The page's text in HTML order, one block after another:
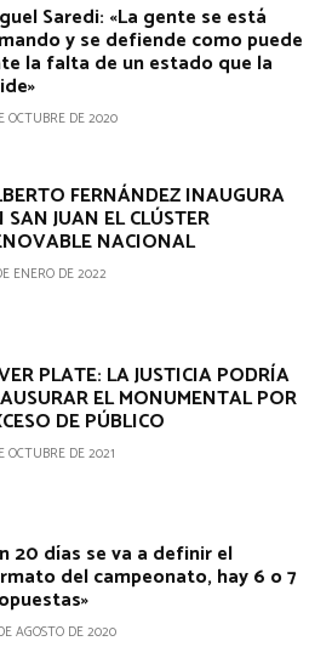
Saredi: «La gente se está
y se defiende como puede
la falta de un estado que la
OCTUBRE DE 2020
FERNÁNDEZ INAUGURA
SAN JUAN EL CLÚSTER
NACIONAL
ENERO DE 2022
PLATE: LA JUSTICIA PODRÍA
EL MONUMENTAL POR
DE PÚBLICO
OCTUBRE DE 2021
20 días se va a definir el
del campeonato, hay 6 o 7
AGOSTO DE 2020